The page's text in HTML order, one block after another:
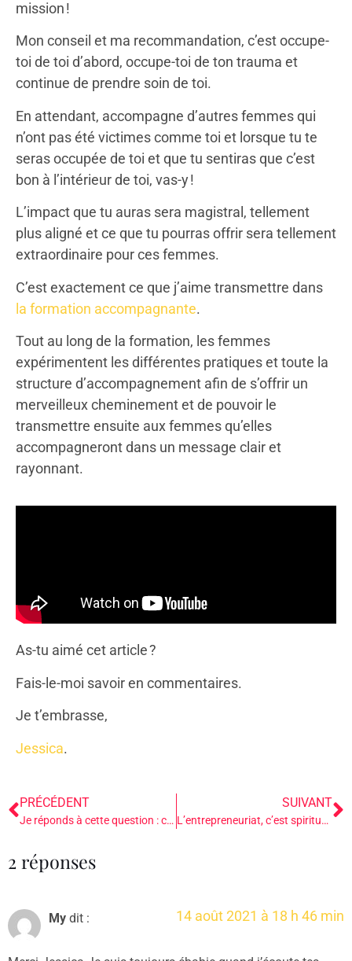
mission !
Mon conseil et ma recommandation, c’est occupe-
toi de toi d’abord, occupe-toi de ton trauma et
continue de prendre soin de toi.
En attendant, accompagne d’autres femmes qui
n’ont pas été victimes comme toi et lorsque tu te
seras occupée de toi et que tu sentiras que c’est
bon à l’intérieur de toi, vas-y !
L’impact que tu auras sera magistral, tellement
plus aligné et ce que tu pourras offrir sera tellement
extraordinaire pour ces femmes.
C’est exactement ce que j’aime transmettre dans
la formation accompagnante.
Tout au long de la formation, les femmes
expérimentent les différentes pratiques et toute la
structure d’accompagnement afin de s’offrir un
merveilleux cheminement et de pouvoir le
transmettre ensuite aux femmes qu’elles
accompagneront dans un message clair et
rayonnant.
As-tu aimé cet article ?
Fais-le-moi savoir en commentaires.
Je t’embrasse,
Jessica.
PRÉCÉDENT
Je réponds à cette question : comment se marier à soi-même ?
SUIVANT
L’entrepreneuriat, c’est spirituel !
2 réponses
My dit : 14 août 2021 à 18 h 46 min